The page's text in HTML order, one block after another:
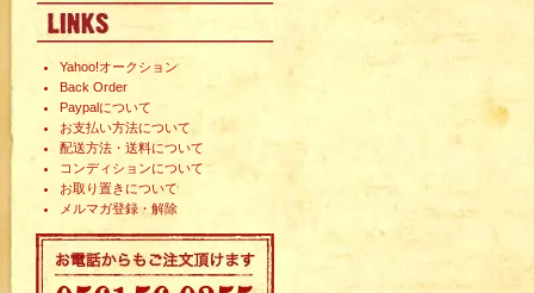
Yahoo!オークション
Back Order
Paypalについて
お支払い方法について
配送方法・送料について
コンディションについて
お取り置きについて
メルマガ登録・解除